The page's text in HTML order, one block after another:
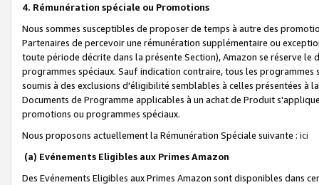
4. Rémunération spéciale ou Promotions
Nous sommes susceptibles de proposer de temps à autre des
Partenaires de percevoir une rémunération supplémentaire ou
toute période décrite dans la présente Section), Amazon se réserve
programmes spéciaux. Sauf indication contraire, tous les
soumis à des exclusions d'éligibilité semblables à celles présentées à
Documents de Programme applicables à un achat de Produit
promotions ou programmes spéciaux.
Nous proposons actuellement la Rémunération Spéciale suivante : ici
(a) Evénements Eligibles aux Primes Amazon
Des Evénements Eligibles aux Primes Amazon sont disponibles dans